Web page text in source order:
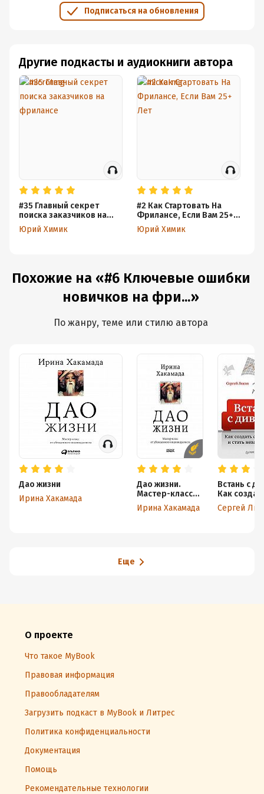
Подписаться на обновления
Другие подкасты и аудиокниги автора
#35 Главный секрет
поиска заказчиков на
фрилансе
Юрий Химик
#2 Как Стартовать На
Фрилансе, Если Вам 25+
Лет
Юрий Химик
Похожие на «#6 Ключевые ошибки
новичков на фри...»
По жанру, теме или стилю автора
Дао жизни
Ирина Хакамада
Дао жизни.
Мастер-класс
от убежденного
индивидуалиста
Ирина Хакамада
Встань с
Как
бизнес и
Сергей
Еще
О проекте
Что такое MyBook
Правовая информация
Правообладателям
Загрузить подкаст в MyBook и Литрес
Политика конфиденциальности
Документация
Помощь
Рекомендательные технологии